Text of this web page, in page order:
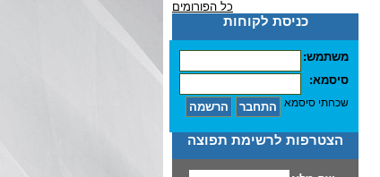
כל הפורומים
כניסת לקוחות
משתמש:
סיסמא:
שכחתי סיסמא
הצטרפות לרשימת תפוצה